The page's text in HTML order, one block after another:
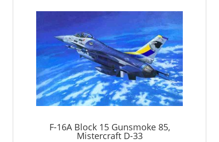
F-16A Block 15 Gunsmoke 85,
Mistercraft D-33